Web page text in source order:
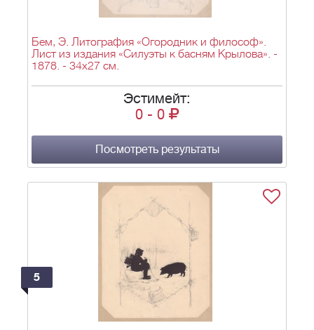
Бем, Э. Литография «Огородник и философ».
Лист из издания «Силуэты к басням Крылова». -
1878. - 34х27 см.
Эстимейт:
0 - 0
Посмотреть результаты
5